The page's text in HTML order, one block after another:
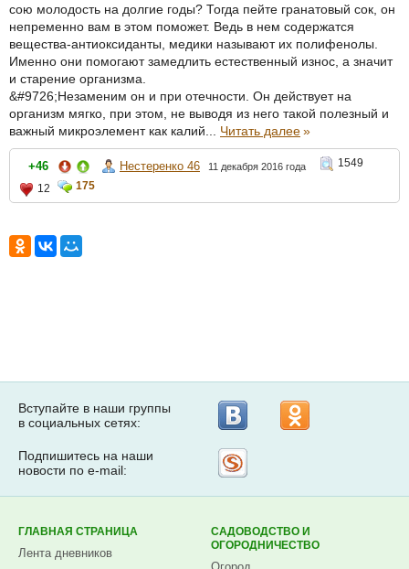
сою молодость на долгие годы? Тогда пейте гранатовый сок, он
непременно вам в этом поможет. Ведь в нем содержатся
вещества-антиоксиданты, медики называют их полифенолы.
Именно они помогают замедлить естественный износ, а значит
и старение организма.
&#9726;Незаменим он и при отечности. Он действует на
организм мягко, при этом, не выводя из него такой полезный и
важный микроэлемент как калий... Читать далее»
+46 Нестеренко 46 11 декабря 2016 года
1549
12
175
Вступайте в наши группы
в социальных сетях:
Подпишитесь на наши
новости по e-mail:
ГЛАВНАЯ СТРАНИЦА
Лента дневников
САДОВОДСТВО И
ОГОРОДНИЧЕСТВО